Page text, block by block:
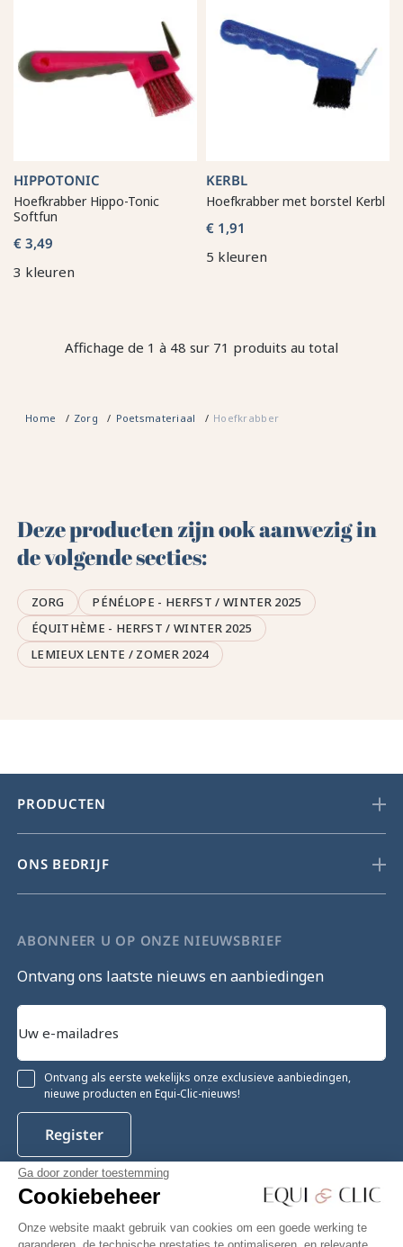
Ga door zonder toestemming
Cookiebeheer
Onze website maakt gebruik van cookies om een goede werking te
garanderen, de technische prestaties te optimaliseren, en relevante
HIPPOTONIC
Hoefkrabber Hippo-Tonic
Softfun
€ 3,49
3 kleuren
KERBL
Hoefkrabber met borstel Kerbl
€ 1,91
5 kleuren
Affichage de 1 à 48 sur 71 produits au total
Home Zorg Poetsmateriaal Hoefkrabber
Deze producten zijn ook aanwezig in
de volgende secties:
ZORG
PÉNÉLOPE - HERFST / WINTER 2025
ÉQUITHÈME - HERFST / WINTER 2025
LEMIEUX LENTE / ZOMER 2024
PRODUCTEN
ONS BEDRIJF
ABONNEER U OP ONZE NIEUWSBRIEF
Ontvang ons laatste nieuws en aanbiedingen
Ontvang als eerste wekelijks onze exclusieve aanbiedingen,
nieuwe producten en Equi-Clic-nieuws!
Register
Facebook Twitter
YouTube
Pinterest
Instagram